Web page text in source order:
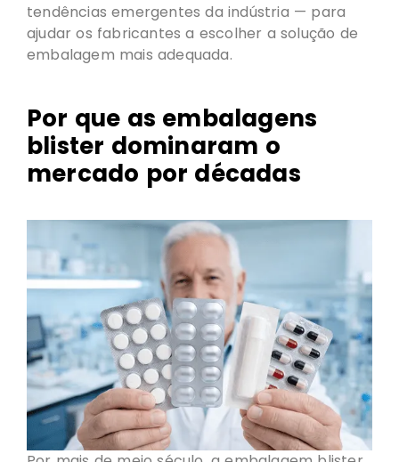
tendências emergentes da indústria — para
ajudar os fabricantes a escolher a solução de
embalagem mais adequada.
Por que as embalagens
blister dominaram o
mercado por décadas